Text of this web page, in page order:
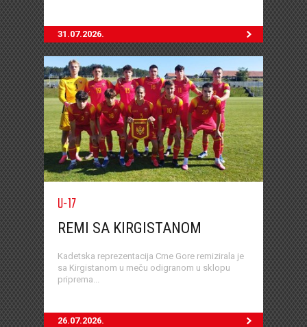
31.07.2026.
U-17
REMI SA KIRGISTANOM
Kadetska reprezentacija Crne Gore remizirala je
sa Kirgistanom u meču odigranom u sklopu
priprema...
26.07.2026.